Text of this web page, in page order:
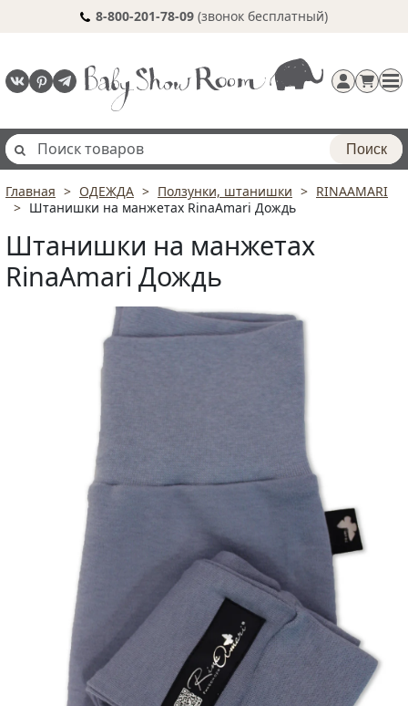
8-800-201-78-09 (звонок бесплатный)
Регистрация
Поиск
Главная ОДЕЖДА Ползунки, штанишки
RINAAMARI
Штанишки на манжетах RinaAmari Дождь
Штанишки на манжетах
RinaAmari Дождь